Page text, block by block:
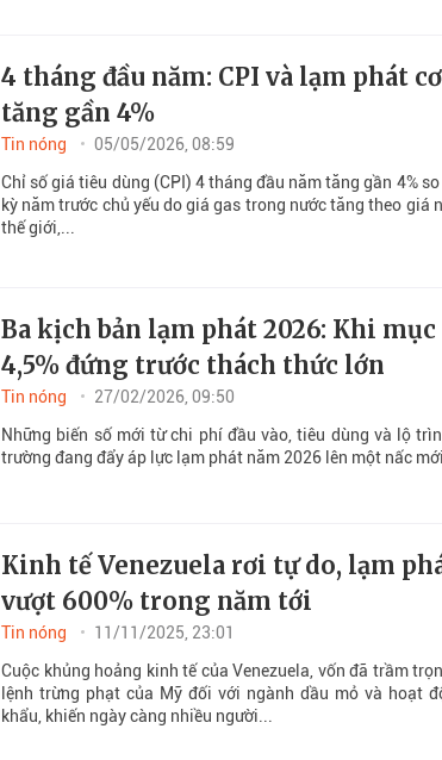
4 tháng đầu năm: CPI và lạm phát
tăng gần 4%
Tin nóng
05/05/2026, 08:59
Chỉ số giá tiêu dùng (CPI) 4 tháng đầu năm tăng gần 4%
kỳ năm trước chủ yếu do giá gas trong nước tăng theo giá
thế giới,...
Ba kịch bản lạm phát 2026: Khi
4,5% đứng trước thách thức lớn
Tin nóng
27/02/2026, 09:50
Những biến số mới từ chi phí đầu vào, tiêu dùng và lộ
trường đang đẩy áp lực lạm phát năm 2026 lên một nấc
Kinh tế Venezuela rơi tự do, lạm
vượt 600% trong năm tới
Tin nóng
11/11/2025, 23:01
Cuộc khủng hoảng kinh tế của Venezuela, vốn đã trầm
lệnh trừng phạt của Mỹ đối với ngành dầu mỏ và hoạt
khẩu, khiến ngày càng nhiều người...